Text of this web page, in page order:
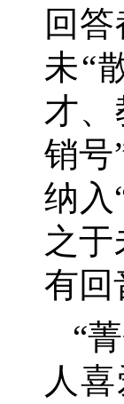
回
未“
才
销号
纳入
之
有回
“
人